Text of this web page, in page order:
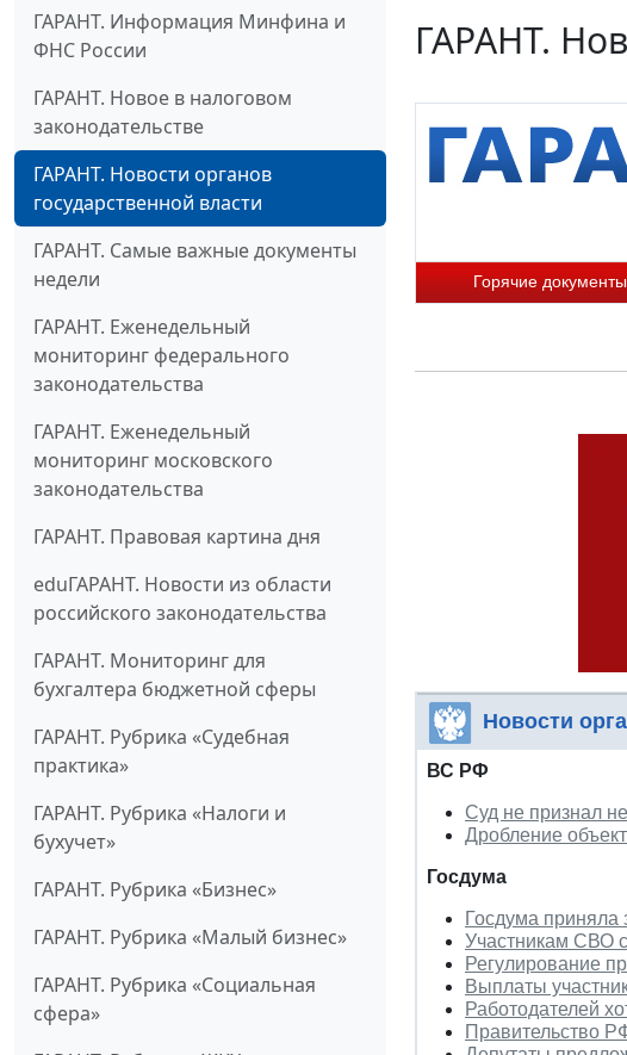
ГАРАНТ. Информация Минфина и
ФНС России
ГАРАНТ. Новое в налоговом
законодательстве
ГАРАНТ. Новости органов
государственной власти
ГАРАНТ. Самые важные документы
недели
ГАРАНТ. Еженедельный
мониторинг федерального
законодательства
ГАРАНТ. Еженедельный
мониторинг московского
законодательства
ГАРАНТ. Правовая картина дня
eduГАРАНТ. Новости из области
российского законодательства
ГАРАНТ. Мониторинг для
бухгалтера бюджетной сферы
ГАРАНТ. Рубрика «Судебная
практика»
ГАРАНТ. Рубрика «Налоги и
бухучет»
ГАРАНТ. Рубрика «Бизнес»
ГАРАНТ. Рубрика «Малый бизнес»
ГАРАНТ. Рубрика «Социальная
сфера»
ГАРАНТ.
Горячие документы
Новости
ВС РФ
Суд не признал
Дробление
Госдума
Госдума приняла
Участникам СВО
Регулирование
Выплаты
Работодателей
Правительство